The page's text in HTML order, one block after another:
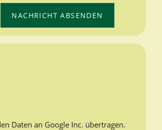
NACHRICHT ABSENDEN
Daten an Google Inc. übertragen.